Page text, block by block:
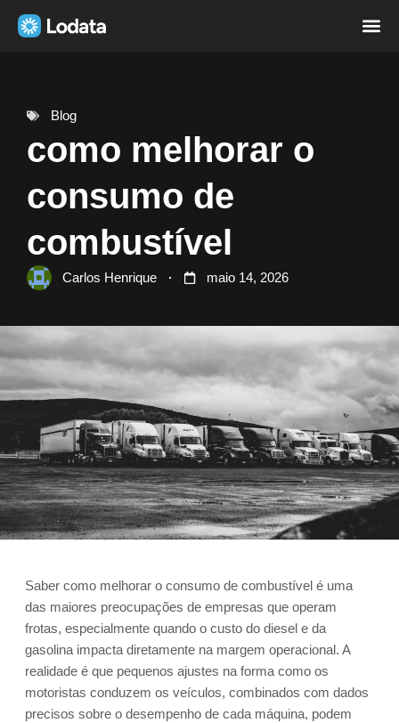
Blog
como melhorar o
consumo de
combustível
Carlos Henrique maio 14, 2026
Saber como melhorar o consumo de combustível é uma
das maiores preocupações de empresas que operam
frotas, especialmente quando o custo do diesel e da
gasolina impacta diretamente na margem operacional. A
realidade é que pequenos ajustes na forma como os
motoristas conduzem os veículos, combinados com dados
precisos sobre o desempenho de cada máquina, podem